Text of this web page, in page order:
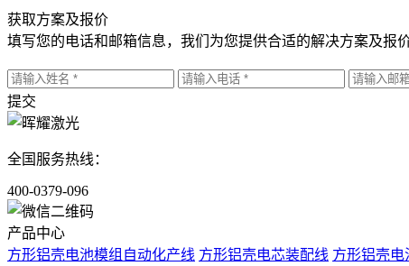
获取方案及报价
填写您的电话和邮箱信息，我们为您提供合适的解决方案及报
提交
全国服务热线：
400-0379-096
产品中心
方形铝壳电池模组自动化产线 方形铝壳电芯装配线 方形铝壳电